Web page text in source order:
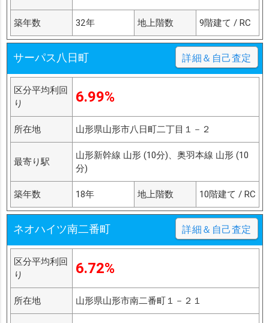
築年数 32年 地上階数 9階建て / RC
サーパス八日町 詳細＆自己査定
区分平均利回
り
6.99%
所在地 山形県山形市八日町二丁目１－２
最寄り駅
山形新幹線 山形 (10分)、奥羽本線 山形 (10
分)
築年数 18年 地上階数 10階建て / RC
ネオハイツ南二番町 詳細＆自己査定
区分平均利回
り
6.72%
所在地 山形県山形市南二番町１－２１